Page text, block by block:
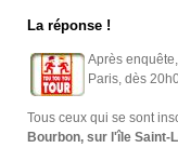
La réponse !
Après
Paris, dès
Tous ceux qui se sont
Bourbon, sur l'île Saint-